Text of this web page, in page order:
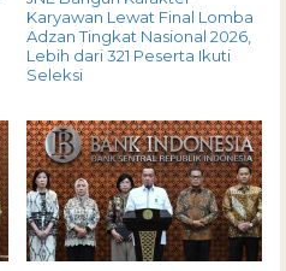
Karyawan Lewat Final Lomba
Adzan Tingkat Nasional 2026,
Lebih dari 321 Peserta Ikuti
Seleksi